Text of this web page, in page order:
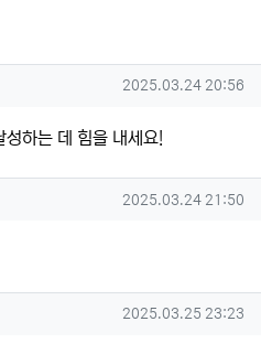
작성일
2025.03.24 20:56
하는 데 힘을 내세요!
작성일
2025.03.24 21:50
작성일
2025.03.25 23:23